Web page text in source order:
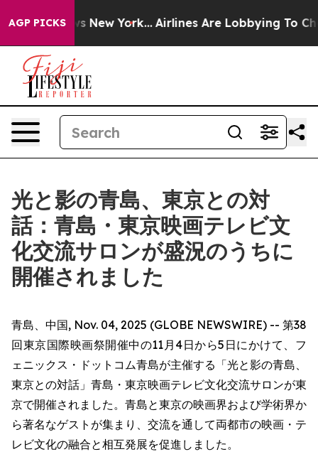
AGP PICKS
New York... Airlines Are Lobbying To Change
光と影の青島、東京との対
話：青島・東京映画テレビ文
化交流サロンが盛況のうちに
開催されました
青島、中国, Nov. 04, 2025 (GLOBE NEWSWIRE) -- 第38
回東京国際映画祭開催中の11月4日から5日にかけて、フ
ェニックス・ドットコム青島が主催する「光と影の青島、
東京との対話」青島・東京映画テレビ文化交流サロンが東
京で開催されました。青島と東京の映画界および学術界か
ら著名なゲストが集まり、交流を通して両都市の映画・テ
レビ文化の融合と相互発展を促進しました。